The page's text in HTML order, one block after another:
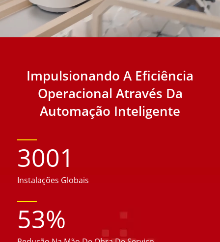
Impulsionando A Eficiência
Operacional Através Da
Automação Inteligente
3001
Instalações Globais
53%